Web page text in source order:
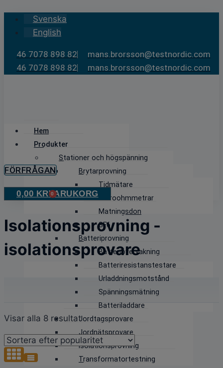
Skip
content
Svenska
English
46 7078 898 82
mans.brorsson@testnordic.com
46 7078 898 82
mans.brorsson@testnordic.com
Hem
Produkter
Stationer och högspänning
Brytarprovning
Tidmätare
Mikroohmmetrar
Matningsdon
SF6
Batteriprovning
Batteriövervakning
Batteriresistanstestare
Urladdningsmotstånd
Spänningsmätning
Batteriladdare
Jordtagsprovare
Jordnätsprovare
Isolationsprovning
Transformatortestning
FÖRFRÅGAN
0,00 KR 0
VARUKORG
Isolationsprovning -
isolationsprovare
Visar alla 8 resultatSortera
efter
popularitet